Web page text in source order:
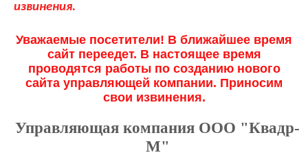
извинения.
Уважаемые посетители! В ближайшее время
сайт переедет. В настоящее время
проводятся работы по созданию нового
сайта управляющей компании. Приносим
свои извинения.
Управляющая компания ООО "Квадр-
М"